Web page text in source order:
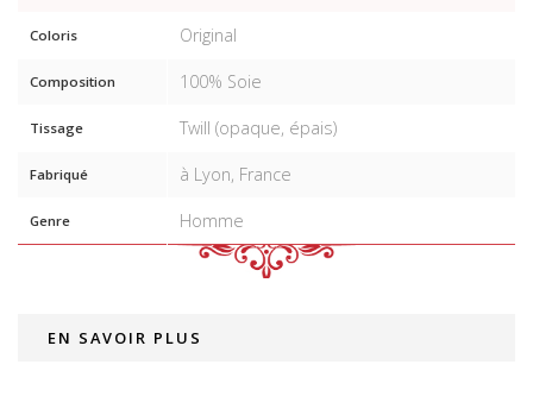
Coloris Original
Composition 100% Soie
Tissage Twill (opaque, épais)
Fabriqué à Lyon, France
Genre Homme
EN SAVOIR PLUS